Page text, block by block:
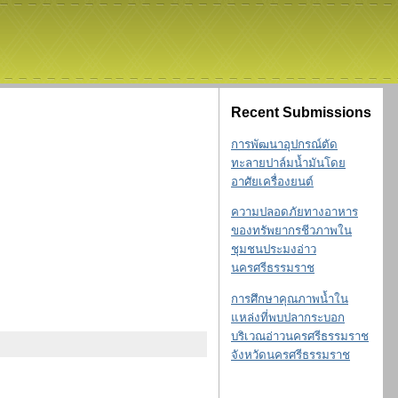
Recent Submissions
การพัฒนาอุปกรณ์ตัด
ทะลายปาล์มน้ำมันโดย
อาศัยเครื่องยนต์
ความปลอดภัยทางอาหาร
ของทรัพยากรชีวภาพใน
ชุมชนประมงอ่าว
นครศรีธรรมราช
การศึกษาคุณภาพน้ำใน
แหล่งที่พบปลากระบอก
บริเวณอ่าวนครศรีธรรมราช
จังหวัดนครศรีธรรมราช